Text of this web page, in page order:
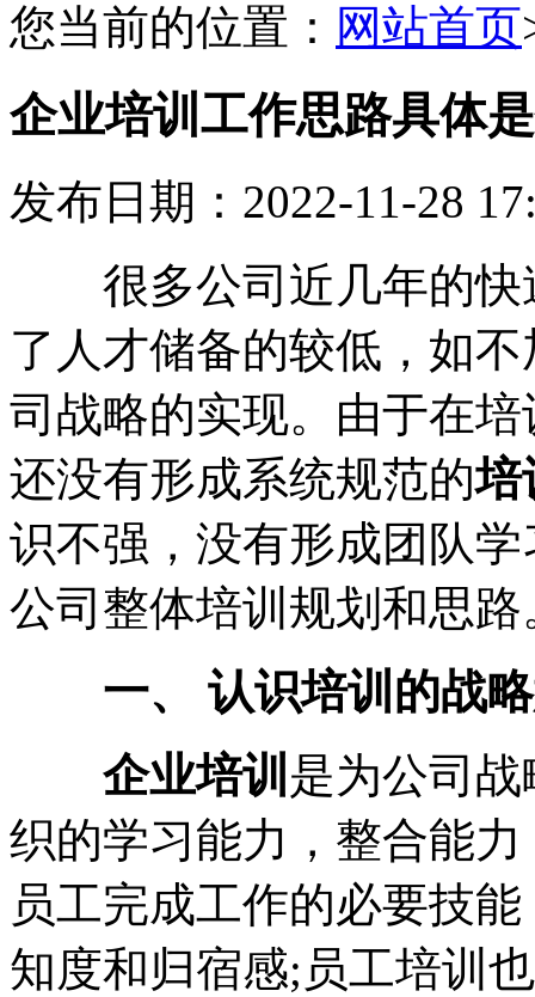
您当前的位置： 网站首页
企业培训工作思路具体
发布日期：2022-11-28
很多公司近几年的快
了人才储备的较低，如
司战略的实现。由于在
还没有形成系统规范的培
识不强，没有形成团队
公司整体培训规划和思路
一、 认识培训的战
企业培训 是为公司
织的学习能力，整合能
员工完成工作的必要技
知度和归宿感;员工培训